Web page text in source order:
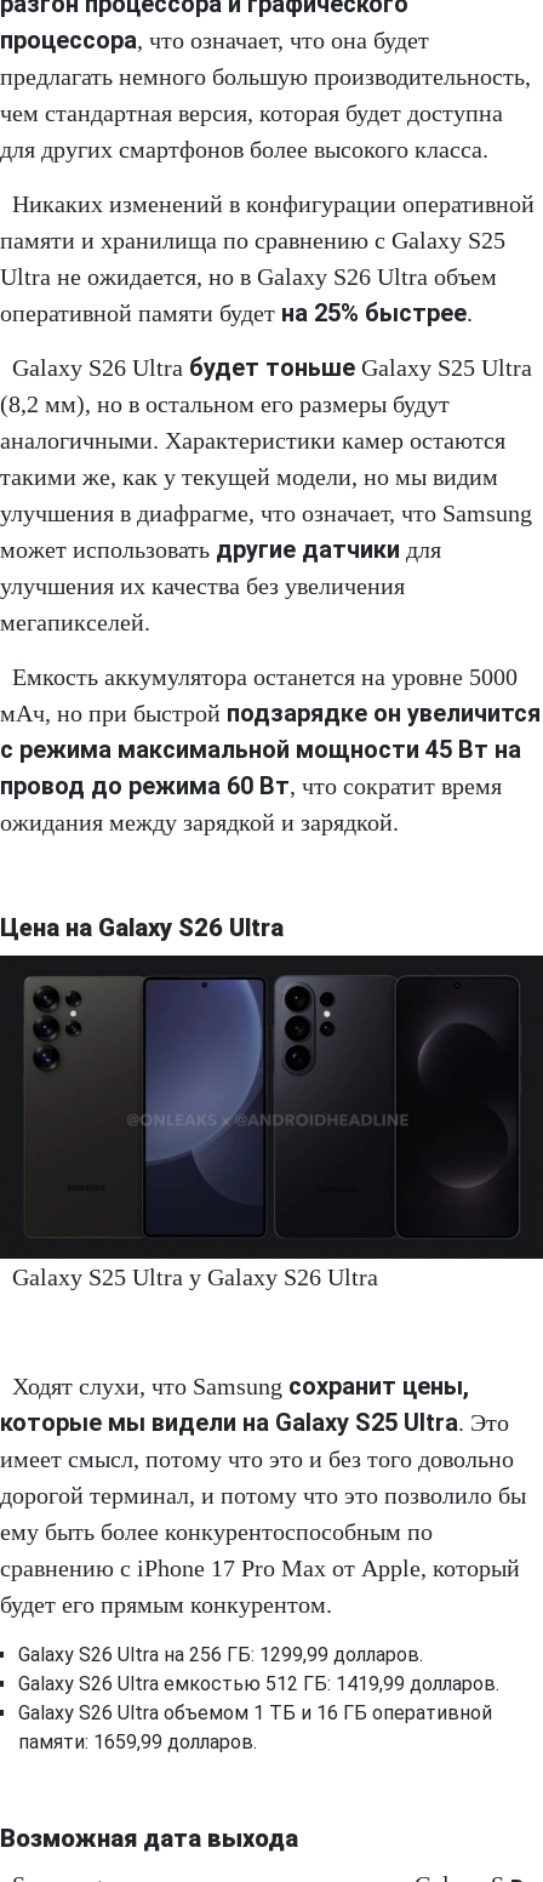
процессора, что означает, что она будет
предлагать немного большую производительность,
чем стандартная версия, которая будет доступна
для других смартфонов более высокого класса.
Никаких изменений в конфигурации оперативной
памяти и хранилища по сравнению с Galaxy S25
Ultra не ожидается, но в Galaxy S26 Ultra объем
оперативной памяти будет на 25% быстрее.
Galaxy S26 Ultra будет тоньше Galaxy S25 Ultra
(8,2 мм), но в остальном его размеры будут
аналогичными. Характеристики камер остаются
такими же, как у текущей модели, но мы видим
улучшения в диафрагме, что означает, что Samsung
может использовать другие датчики для
улучшения их качества без увеличения
мегапикселей.
Емкость аккумулятора останется на уровне 5000
мАч, но при быстрой подзарядке он увеличится
с режима максимальной мощности 45 Вт на
провод до режима 60 Вт, что сократит время
ожидания между зарядкой и зарядкой.
Цена на Galaxy S26 Ultra
Galaxy S25 Ultra y Galaxy S26 Ultra
Ходят слухи, что Samsung сохранит цены,
которые мы видели на Galaxy S25 Ultra. Это
имеет смысл, потому что это и без того довольно
дорогой терминал, и потому что это позволило бы
ему быть более конкурентоспособным по
сравнению с iPhone 17 Pro Max от Apple, который
будет его прямым конкурентом.
Galaxy S26 Ultra на 256 ГБ: 1299,99 долларов.
Galaxy S26 Ultra емкостью 512 ГБ: 1419,99 долларов.
Galaxy S26 Ultra объемом 1 ТБ и 16 ГБ оперативной
памяти: 1659,99 долларов.
Возможная дата выхода